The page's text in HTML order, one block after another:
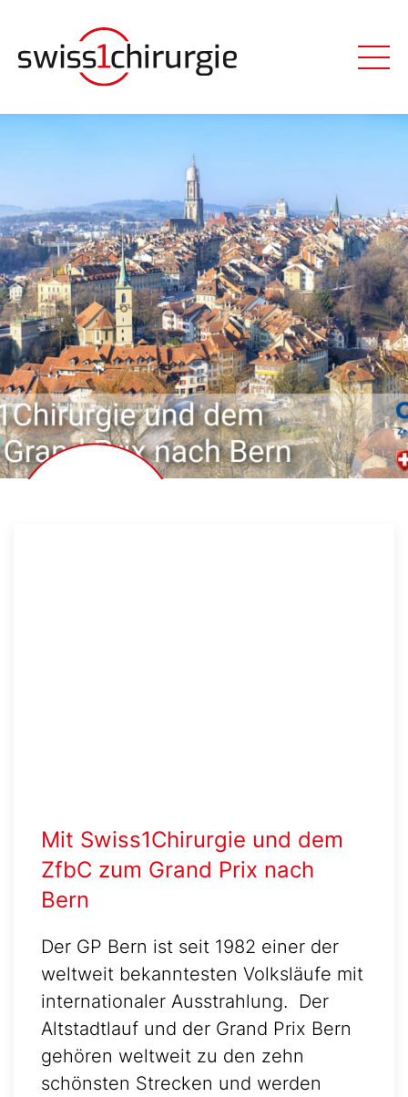
Mit Swiss1Chirurgie und dem
ZfbC zum Grand Prix nach
Bern
Der GP Bern ist seit 1982 einer der
weltweit bekanntesten Volksläufe mit
internationaler Ausstrahlung. Der
Altstadtlauf und der Grand Prix Bern
gehören weltweit zu den zehn
schönsten Strecken und werden